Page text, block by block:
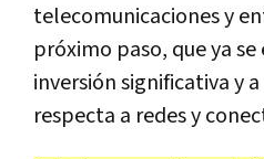
telecomunicaciones y
próximo paso, que ya
inversión significativa y
respecta a redes y